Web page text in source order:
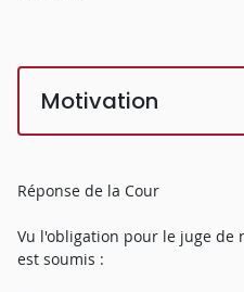
Motivation
Réponse de la Cour
Vu l'obligation pour le juge
est soumis :